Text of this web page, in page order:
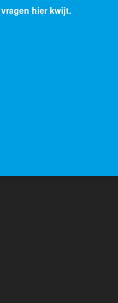
hier kwijt.